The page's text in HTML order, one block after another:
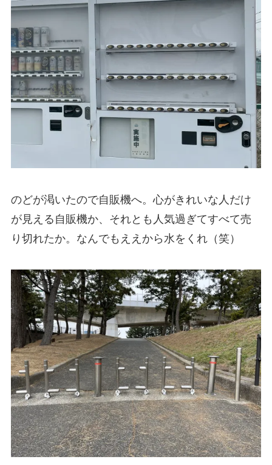
のどが渇いたので自販機へ。心がきれいな人だけ
が見える自販機か、それとも人気過ぎてすべて売
り切れたか。なんでもええから水をくれ（笑）